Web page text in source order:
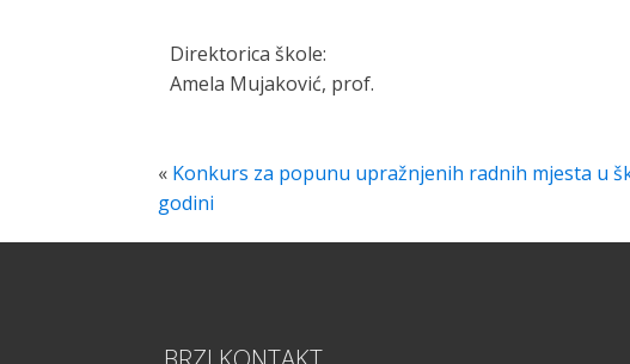
Direktorica škole:
Amela Mujaković, prof.
« Konkurs za popunu upražnjenih radnih mjesta u
godini